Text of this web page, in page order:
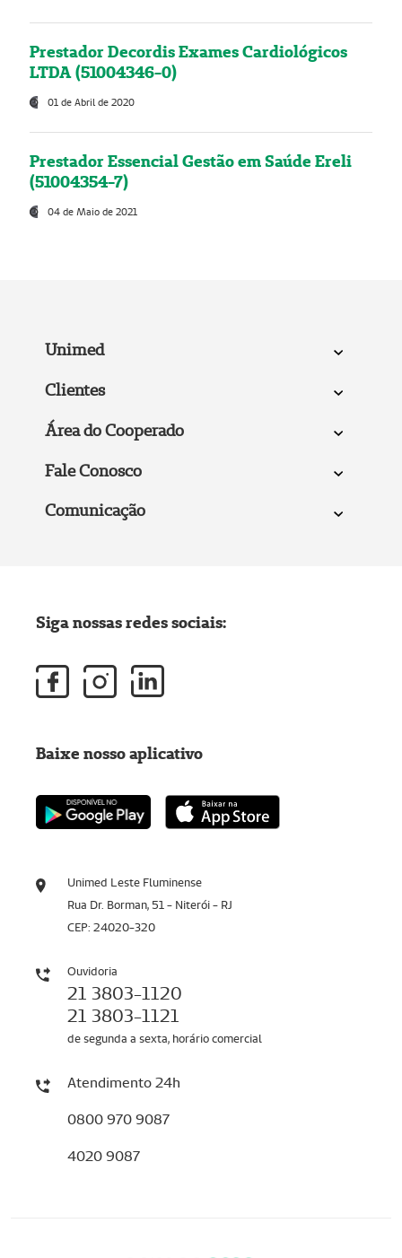
Prestador Decordis Exames Cardiológicos
LTDA (51004346-0)
01 de Abril de 2020
Prestador Essencial Gestão em Saúde Ereli
(51004354-7)
04 de Maio de 2021
Unimed
Clientes
Área do Cooperado
Fale Conosco
Comunicação
Unimed Leste Fluminense
Rua Dr. Borman, 51 - Niterói - RJ
CEP: 24020-320
Ouvidoria
21 3803-1120
21 3803-1121
de segunda a sexta, horário comercial
Atendimento 24h
0800 970 9087
4020 9087
Siga nossas redes sociais:
Baixe nosso aplicativo